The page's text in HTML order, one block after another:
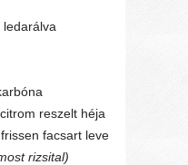
ledarálva
reszelt héja
frissen facsart leve
rizsital)